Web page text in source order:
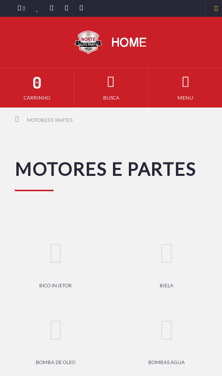
MENU
BUSCA
0
CARRINHO
MOTORES E PARTES
MOTORES E PARTES
BICO INJETOR BIELA
BOMBA DE OLEO BOMBAS AGUA